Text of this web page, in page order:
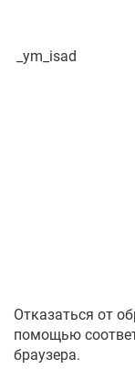
_ym_isad
Отказаться от
помощью
браузера.